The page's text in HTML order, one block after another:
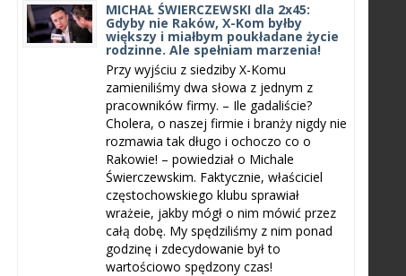
MICHAŁ ŚWIERCZEWSKI dla 2x45:
Gdyby nie Raków, X-Kom byłby
większy i miałbym poukładane życie
rodzinne. Ale spełniam marzenia!
Przy wyjściu z siedziby X-Komu
zamieniliśmy dwa słowa z jednym z
pracowników firmy. – Ile gadaliście?
Cholera, o naszej firmie i branży nigdy nie
rozmawia tak długo i ochoczo co o
Rakowie! – powiedział o Michale
Świerczewskim. Faktycznie, właściciel
częstochowskiego klubu sprawiał
wrażeie, jakby mógł o nim mówić przez
całą dobę. My spędziliśmy z nim ponad
godzinę i zdecydowanie był to
wartościowo spędzony czas!